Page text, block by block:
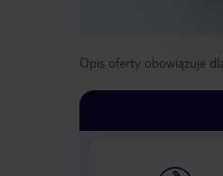
Opis oferty obowiązuje